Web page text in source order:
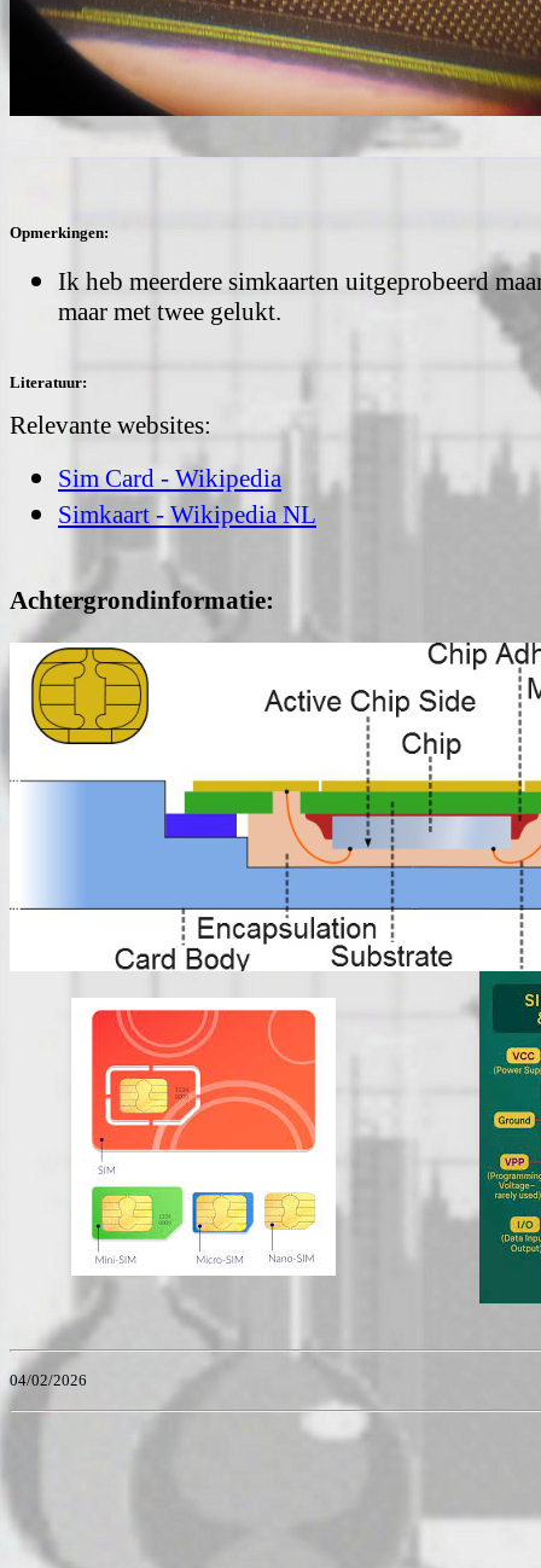
Opmerkingen:
Ik heb meerdere simkaarten uitgeprobeerd
maar met twee gelukt.
Literatuur:
Relevante websites:
Sim Card - Wikipedia
Simkaart - Wikipedia NL
Achtergrondinformatie:
04/02/2026